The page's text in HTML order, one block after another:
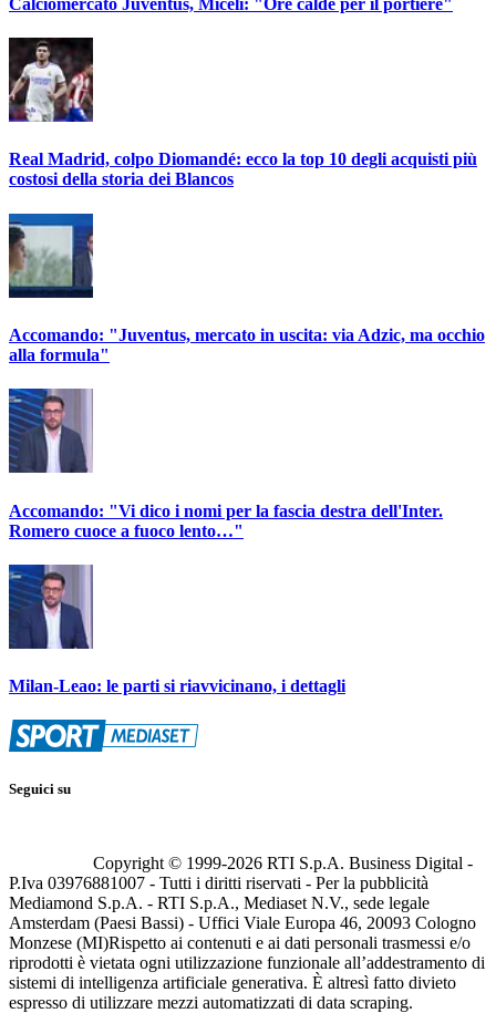
Calciomercato Juventus, Miceli: "Ore calde per il portiere"
Real Madrid, colpo Diomandé: ecco la top 10 degli acquisti più
costosi della storia dei Blancos
Accomando: "Juventus, mercato in uscita: via Adzic, ma occhio
alla formula"
Accomando: "Vi dico i nomi per la fascia destra dell'Inter.
Romero cuoce a fuoco lento…"
Milan-Leao: le parti si riavvicinano, i dettagli
Seguici su
Copyright © 1999-2026 RTI S.p.A. Business Digital -
P.Iva 03976881007 - Tutti i diritti riservati - Per la pubblicità
Mediamond S.p.A. - RTI S.p.A., Mediaset N.V., sede legale
Amsterdam (Paesi Bassi) - Uffici Viale Europa 46, 20093 Cologno
Monzese (MI)Rispetto ai contenuti e ai dati personali trasmessi e/o
riprodotti è vietata ogni utilizzazione funzionale all’addestramento di
sistemi di intelligenza artificiale generativa. È altresì fatto divieto
espresso di utilizzare mezzi automatizzati di data scraping.